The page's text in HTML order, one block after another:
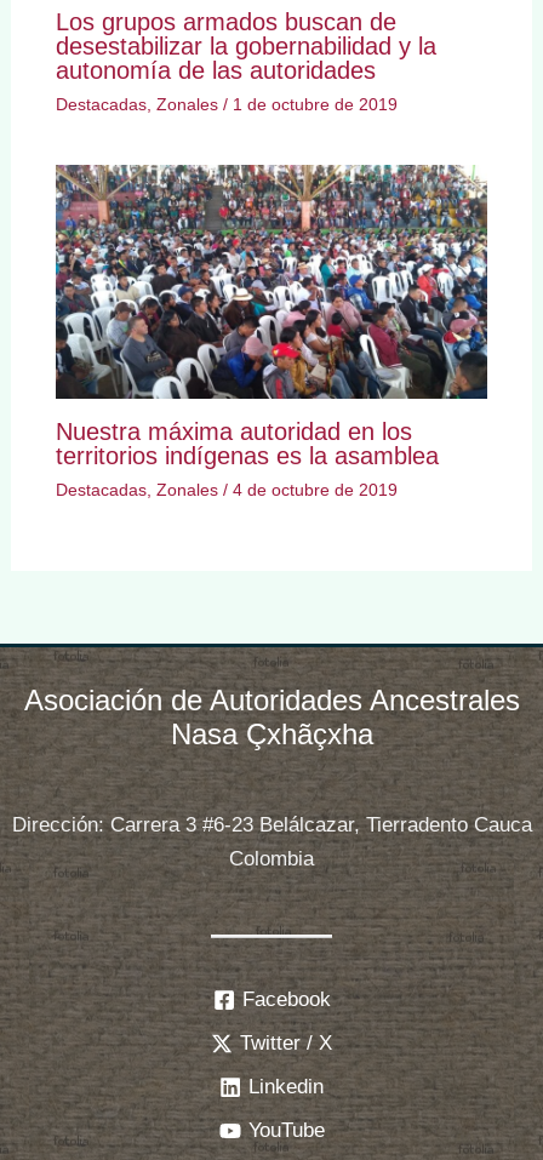
Los grupos armados buscan de
desestabilizar la gobernabilidad y la
autonomía de las autoridades
Destacadas, Zonales/ 1 de octubre de 2019
Nuestra máxima autoridad en los
territorios indígenas es la asamblea
Destacadas, Zonales/ 4 de octubre de 2019
Asociación de Autoridades Ancestrales
Nasa Çxhãçxha
Dirección: Carrera 3 #6-23 Belálcazar, Tierradento Cauca
Colombia
Facebook
Twitter / X
Linkedin
YouTube